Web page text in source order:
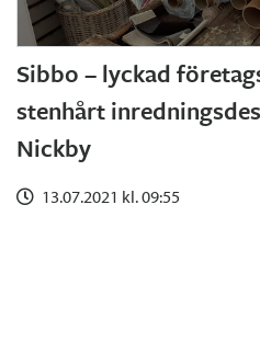
Sibbo – lyckad
stenhårt
Nickby
13.07.2021 kl. 09:55